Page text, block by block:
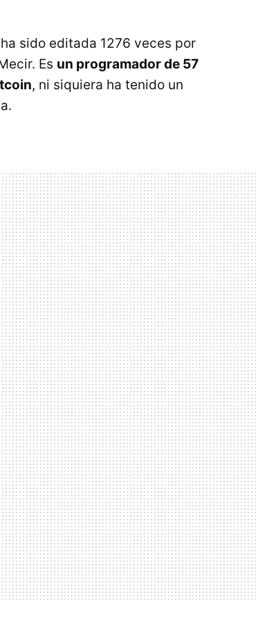
sido editada 1276 veces por
Es un programador de 57
, ni siquiera ha tenido un